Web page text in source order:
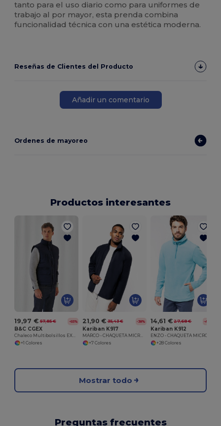
tanto para el uso diario como para uniformes de
trabajo al por mayor, esta prenda combina
funcionalidad técnica con una estética moderna.
Reseñas de Clientes del Producto
Añadir un comentario
Ordenes de mayoreo
Productos interesantes
19,97 € 57,85 € -65%
B&C CGEX
Chaleco Multibolsillos EXPLORER
+1 Colores
21,90 € 35,43 € -38%
Kariban K917
MARCO - CHAQUETA MICROPOLAR CON CREMALLERA
+7 Colores
14,61 € 27,68 € -47%
Kariban K912
+28 Colores
Mostrar todo
Preguntas frecuentes